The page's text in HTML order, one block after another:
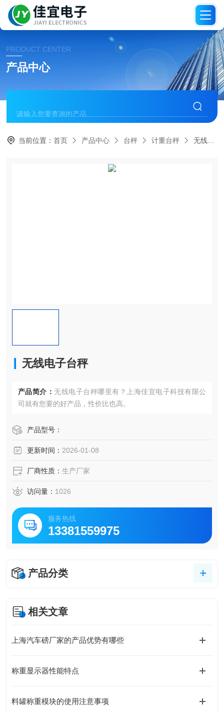
PRODUCT CENTER
产品中心
当前位置：首页 产品中心 台秤 计重台秤 无线电子台秤
无线电子台秤
产品简介： 无线电子台秤哪里有？上海佳宜电子科技有限公
司就有您要的好产品，性价比也高。
产品型号：
更新时间： 2026-01-08
厂商性质： 生产厂家
访问量： 1026
服务热线
13381559975
产品分类
相关文章
上海汽车磅厂家的产品优势有哪些
称重显示器性能特点
料罐称重模块的使用注意事项